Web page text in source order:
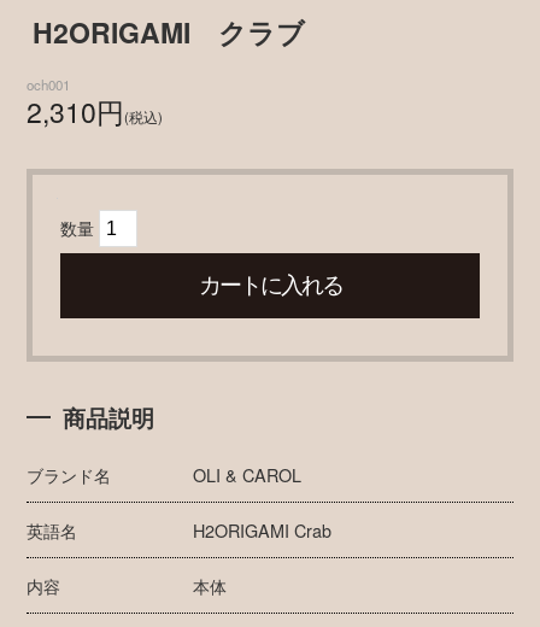
H2ORIGAMI クラブ
och001
2,310円(税込)
数量
商品説明
ブランド名 OLI & CAROL
英語名 H2ORIGAMI Crab
内容 本体